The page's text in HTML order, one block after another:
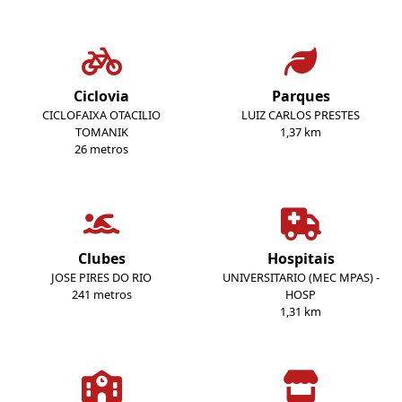
Ciclovia
CICLOFAIXA OTACILIO
TOMANIK
26 metros
Parques
LUIZ CARLOS PRESTES
1,37 km
Clubes
JOSE PIRES DO RIO
241 metros
Hospitais
UNIVERSITARIO (MEC MPAS) -
HOSP
1,31 km